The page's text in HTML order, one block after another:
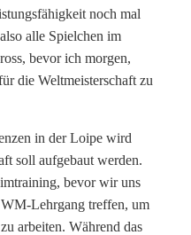
noch mal
alle Spielchen im
bevor ich morgen,
die Weltmeisterschaft zu
in der Loipe wird
soll aufgebaut werden.
bevor wir uns
Lehrgang treffen, um
arbeiten. Während das